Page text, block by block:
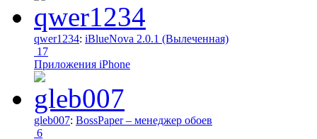
qwer1234: iBlueNova 2.0.1 (Вылеченная)
17
Приложения iPhone
gleb007: BossPaper – менеджер обоев
6